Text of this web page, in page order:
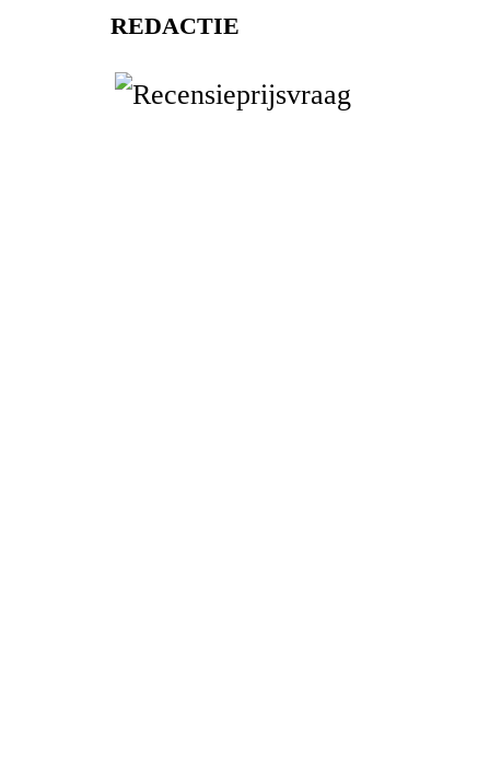
REDACTIE